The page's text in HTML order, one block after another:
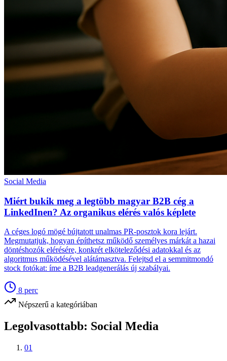
Social Media
Miért bukik meg a legtöbb magyar B2B cég a
LinkedInen? Az organikus elérés valós képlete
A céges logó mögé bújtatott unalmas PR-posztok kora lejárt.
Megmutatjuk, hogyan építhetsz működő személyes márkát a hazai
döntéshozók elérésére, konkrét elköteleződési adatokkal és az
algoritmus működésével alátámasztva. Felejtsd el a semmitmondó
stock fotókat: íme a B2B leadgenerálás új szabályai.
8 perc
Népszerű a kategóriában
Legolvasottabb: Social Media
01